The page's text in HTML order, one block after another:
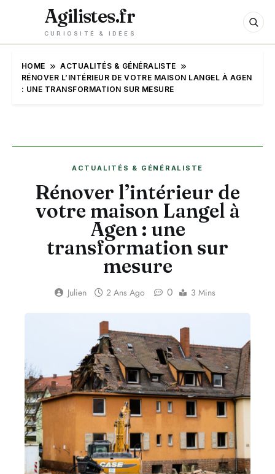
Agilistes.fr
CURIOSITÉ & IDÉES
HOME
ACTUALITÉS & GÉNÉRALISTE
RÉNOVER L’INTÉRIEUR DE VOTRE MAISON LANGEL À AGEN
: UNE TRANSFORMATION SUR MESURE
ACTUALITÉS & GÉNÉRALISTE
Rénover l’intérieur de
votre maison Langel à
Agen : une
transformation sur
mesure
Julien 2 Ans Ago 0 3 Mins